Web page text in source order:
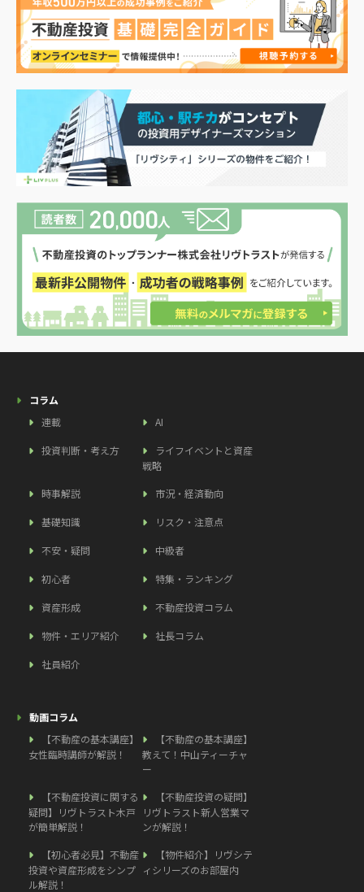
コラム
連載
AI
投資判断・考え方
ライフイベントと資産
戦略
時事解説
市況・経済動向
基礎知識 リスク・注意点
不安・疑問 中級者
初心者 特集・ランキング
資産形成 不動産投資コラム
物件・エリア紹介 社長コラム
社員紹介
動画コラム
【不動産の基本講座】
女性臨時講師が解説！
【不動産の基本講座】
教えて！中山ティーチャ
ー
【不動産投資に関する
疑問】リヴトラスト木戸
が簡単解説！
【不動産投資の疑問】
リヴトラスト新人営業マ
ンが解説！
【初心者必見】不動産
投資や資産形成をシンプ
ル解説！
【物件紹介】リヴシテ
ィシリーズのお部屋内